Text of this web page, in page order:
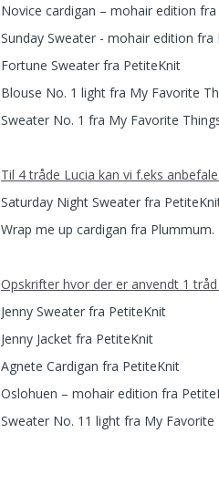
Novice cardigan – mohair edition
Sunday Sweater - mohair edition fra
Fortune Sweater fra PetiteKnit
Blouse No. 1 light fra My Favorite
Sweater No. 1 fra My Favorite
Til 4 tråde Lucia kan vi f.eks
Saturday Night Sweater fra
Wrap me up cardigan fra Plummum.
Opskrifter hvor der er anvendt 1
Jenny Sweater fra PetiteKnit
Jenny Jacket fra PetiteKnit
Agnete Cardigan fra PetiteKnit
Oslohuen – mohair edition fra
Sweater No. 11 light fra My Favorite